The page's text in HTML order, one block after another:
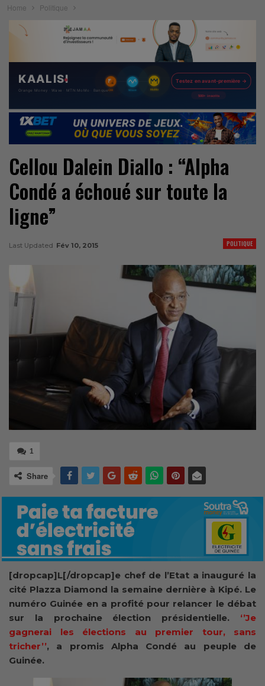
Home Politique
Cellou Dalein Diallo : “Alpha
Condé a échoué sur toute la
ligne”
POLITIQUE
Last Updated Fév 10, 2015
1
Share
[dropcap]L[/dropcap]e chef de l’Etat a inauguré la
cité Plazza Diamond la semaine dernière à Kipé. Le
numéro Guinée en a profité pour relancer le débat
sur la prochaine élection présidentielle. ‘’Je
gagnerai les élections au premier tour, sans
tricher’’, a promis Alpha Condé au peuple de
Guinée.